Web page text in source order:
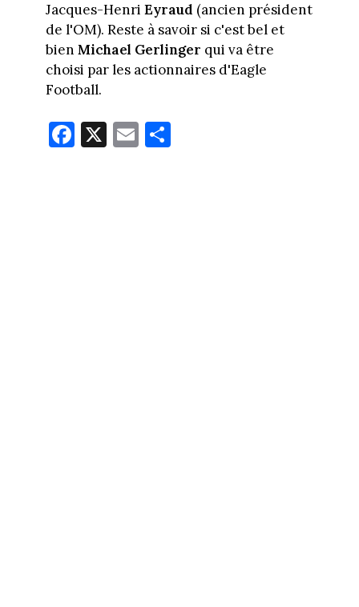
Jacques-Henri Eyraud (ancien président
de l'OM). Reste à savoir si c'est bel et
bien Michael Gerlinger qui va être
choisi par les actionnaires d'Eagle
Football.
Fa
ce
X E
m
Pa
rt